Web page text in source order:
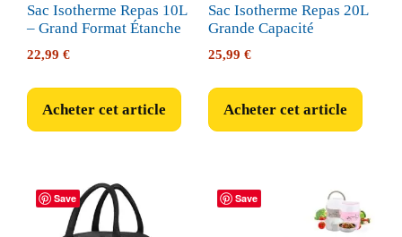
Sac Isotherme Repas 10L
– Grand Format Étanche
22,99 €
Acheter cet article
Sac Isotherme Repas 20L
Grande Capacité
25,99 €
Acheter cet article
Save Save